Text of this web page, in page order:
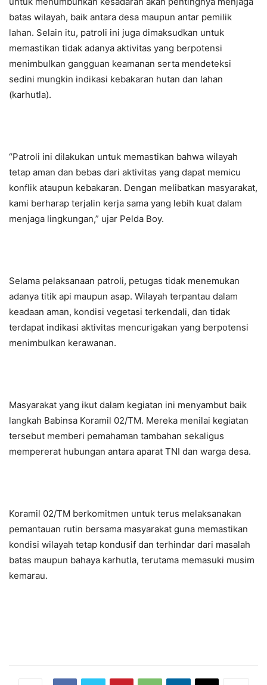
batas wilayah, baik antara desa maupun antar pemilik
lahan. Selain itu, patroli ini juga dimaksudkan untuk
memastikan tidak adanya aktivitas yang berpotensi
menimbulkan gangguan keamanan serta mendeteksi
sedini mungkin indikasi kebakaran hutan dan lahan
(karhutla).
“Patroli ini dilakukan untuk memastikan bahwa wilayah
tetap aman dan bebas dari aktivitas yang dapat memicu
konflik ataupun kebakaran. Dengan melibatkan masyarakat,
kami berharap terjalin kerja sama yang lebih kuat dalam
menjaga lingkungan,” ujar Pelda Boy.
Selama pelaksanaan patroli, petugas tidak menemukan
adanya titik api maupun asap. Wilayah terpantau dalam
keadaan aman, kondisi vegetasi terkendali, dan tidak
terdapat indikasi aktivitas mencurigakan yang berpotensi
menimbulkan kerawanan.
Masyarakat yang ikut dalam kegiatan ini menyambut baik
langkah Babinsa Koramil 02/TM. Mereka menilai kegiatan
tersebut memberi pemahaman tambahan sekaligus
mempererat hubungan antara aparat TNI dan warga desa.
Koramil 02/TM berkomitmen untuk terus melaksanakan
pemantauan rutin bersama masyarakat guna memastikan
kondisi wilayah tetap kondusif dan terhindar dari masalah
batas maupun bahaya karhutla, terutama memasuki musim
kemarau.